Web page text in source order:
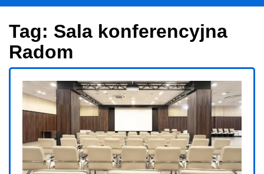
Tag: Sala konferencyjna
Radom